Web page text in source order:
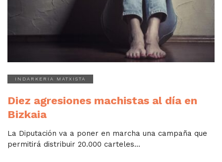
INDARKERIA MATXISTA
Diez agresiones machistas al día en
Bizkaia
La Diputación va a poner en marcha una campaña que
permitirá distribuir 20.000 carteles...